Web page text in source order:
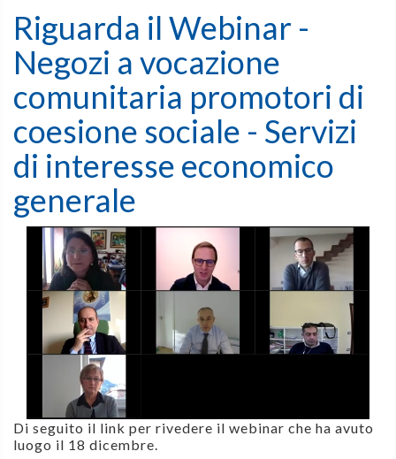
Riguarda il Webinar -
Negozi a vocazione
comunitaria promotori di
coesione sociale - Servizi
di interesse economico
generale
Di seguito il link per rivedere il webinar che ha avuto
luogo il 18 dicembre.